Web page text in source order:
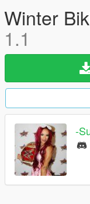
Winter
1.1
-